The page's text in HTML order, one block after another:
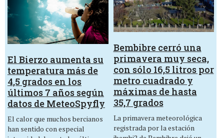
El Bierzo aumenta su
temperatura más de
4,5 grados en los
últimos 7 años según
datos de MeteoSpyfly
El calor que muchos bercianos
han sentido con especial
Bembibre cerró una
primavera muy seca,
con sólo 16,5 litros por
metro cuadrado y
máximas de hasta
35,7 grados
La primavera meteorológica
registrada por la estación